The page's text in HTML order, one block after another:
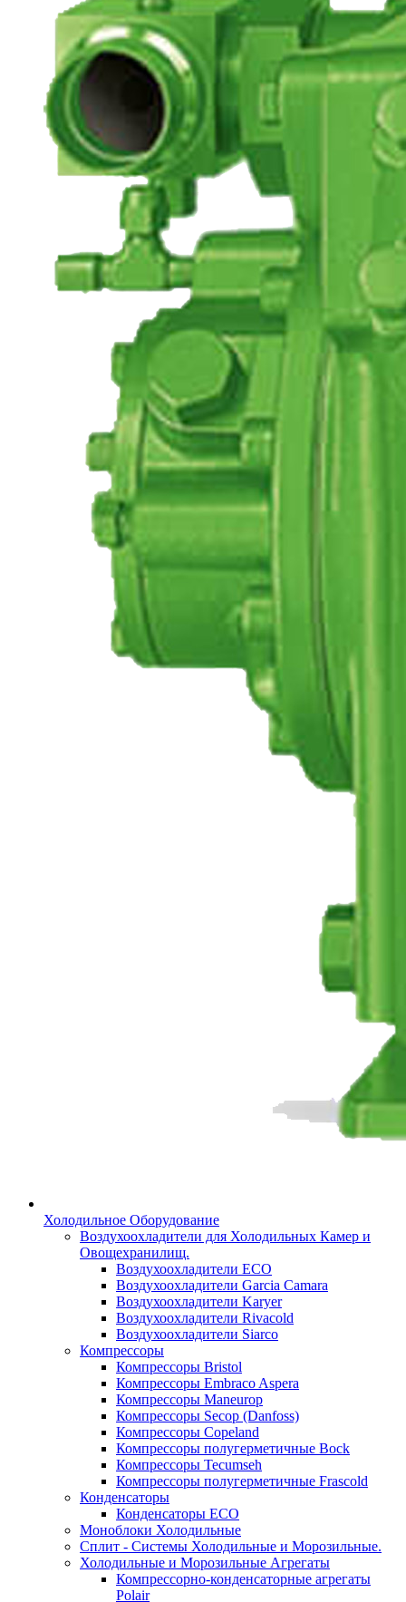
Холодильное Оборудование
Воздухоохладители для Холодильных Камер и
Овощехранилищ.
Воздухоохладители ECO
Воздухоохладители Garcia Camara
Воздухоохладители Karyer
Воздухоохладители Rivacold
Воздухоохладители Siarco
Компрессоры
Компрессоры Bristol
Компрессоры Embraco Aspera
Компрессоры Maneurop
Компрессоры Secop (Danfoss)
Компрессоры Copeland
Компрессоры полугерметичные Bock
Компрессоры Tecumseh
Компрессоры полугерметичные Frascold
Конденсаторы
Конденсаторы ECO
Моноблоки Холодильные
Сплит - Системы Холодильные и Морозильные.
Холодильные и Морозильные Агрегаты
Компрессорно-конденсаторные агрегаты
Polair